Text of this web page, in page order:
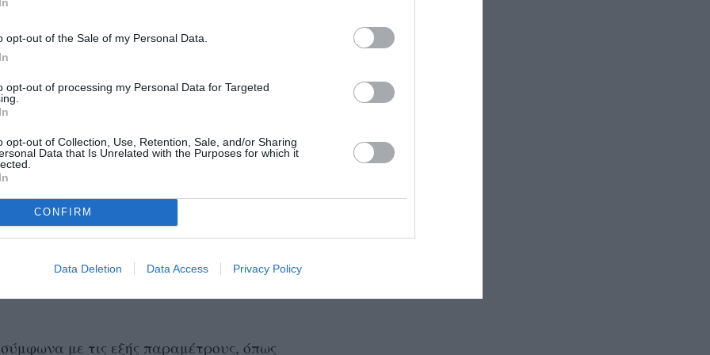
opt-out of the Sale of my Personal Data.
opt-out of processing my Personal Data for Targeted
opt-out of Collection, Use, Retention, Sale, and/or Sharing
Data that Is Unrelated with the Purposes for which it
CONFIRM
Data Deletion Data Access Privacy Policy
Times Style Magazine τις τοποθετεί
έπιπλα των τελευταίων 100
χρόνων».
τελική 25άδα ήταν αυστηρή και
φιναλίστ αποτελείτο, όπως μαθαίνουμε
και interior designers
επιμελήτρια design και αρχιτεκτονικής του
Υόρκης
, την ηθοποιό και
Julianne Moore
διακόσμησης του περιοδικού,
για σχεδόν τρεις ώρες σε έναν δωμάτιο
τα αξεσουάρ που καθόρισαν το στυλ
τον τρόπο ζωής μας μέσα στον τελευταίο
με τις εξής παραμέτρους, όπως